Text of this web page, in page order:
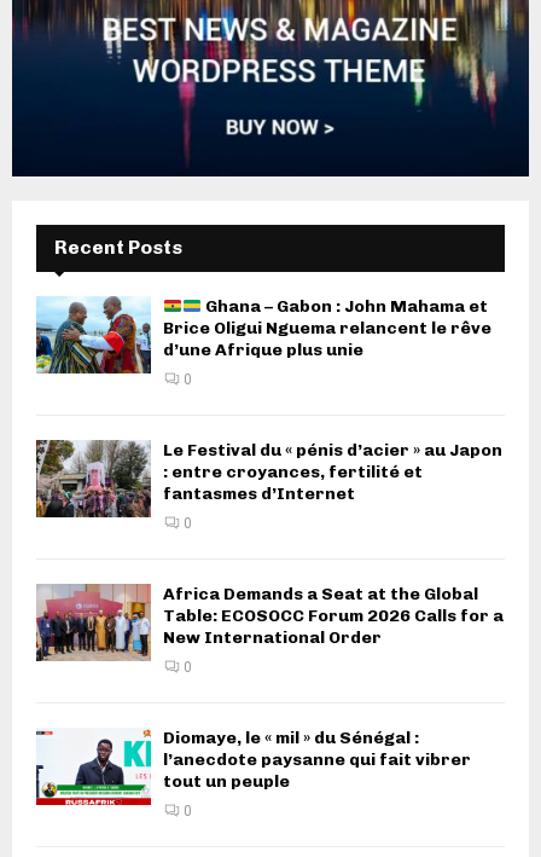
Recent Posts
Ghana – Gabon : John Mahama et
Brice Oligui Nguema relancent le rêve
d’une Afrique plus unie
0
Le Festival du « pénis d’acier » au Japon
: entre croyances, fertilité et
fantasmes d’Internet
0
Africa Demands a Seat at the Global
Table: ECOSOCC Forum 2026 Calls for a
New International Order
0
Diomaye, le « mil » du Sénégal :
l’anecdote paysanne qui fait vibrer
tout un peuple
0